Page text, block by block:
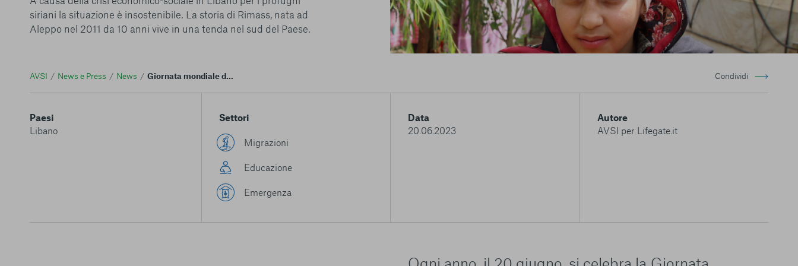
siriani la situazione è insostenibile. La storia di Rimass, nata ad
Aleppo nel 2011 da 10 anni vive in una tenda nel sud del Paese.
AVSI News e Press News Giornata mondiale del rifugiato: la vita dei siriani in Libano Condividi
Paesi
Libano
Settori
Migrazioni
Educazione
Emergenza
Data
20.06.2023
Autore
AVSI per Lifegate.it